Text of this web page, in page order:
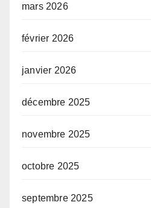
mars 2026
février 2026
janvier 2026
décembre 2025
novembre 2025
octobre 2025
septembre 2025